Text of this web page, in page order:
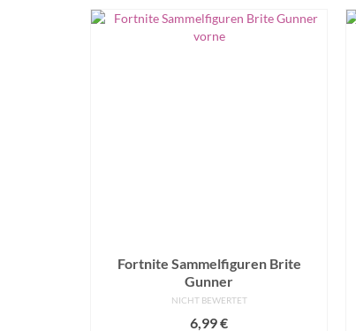
Fortnite Sammelfiguren Brite
Gunner
NICHT BEWERTET
6,99€